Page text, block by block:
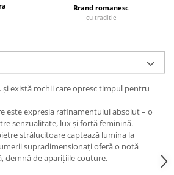
Brand romanesc
cu traditie
există rochii care opresc timpul pentru
este expresia rafinamentului absolut – o
senzualitate, lux și forță feminină.
strălucitoare captează lumina la
supradimensionați oferă o notă
demnă de aparițiile couture.